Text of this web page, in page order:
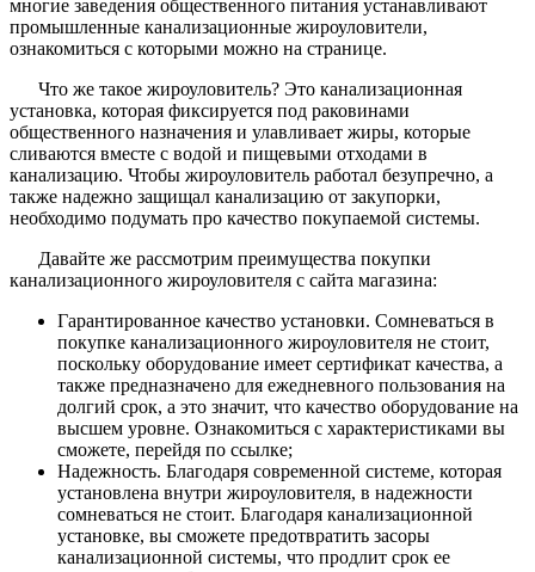
многие заведения общественного питания устанавливают
промышленные канализационные жироуловители,
ознакомиться с которыми можно на странице.
Что же такое жироуловитель? Это канализационная
установка, которая фиксируется под раковинами
общественного назначения и улавливает жиры, которые
сливаются вместе с водой и пищевыми отходами в
канализацию. Чтобы жироуловитель работал безупречно, а
также надежно защищал канализацию от закупорки,
необходимо подумать про качество покупаемой системы.
Давайте же рассмотрим преимущества покупки
канализационного жироуловителя с сайта магазина:
Гарантированное качество установки. Сомневаться в
покупке канализационного жироуловителя не стоит,
поскольку оборудование имеет сертификат качества, а
также предназначено для ежедневного пользования на
долгий срок, а это значит, что качество оборудование на
высшем уровне. Ознакомиться с характеристиками вы
сможете, перейдя по ссылке;
Надежность. Благодаря современной системе, которая
установлена внутри жироуловителя, в надежности
сомневаться не стоит. Благодаря канализационной
установке, вы сможете предотвратить засоры
канализационной системы, что продлит срок ее